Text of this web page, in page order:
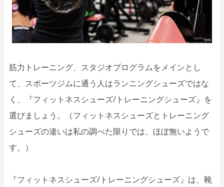
筋力トレーニング、スタジオプログラムをメインとし
て、スポーツジムに通う人はランニングシューズではな
く、『フィットネスシューズ/トレーニングシューズ』を
選びましょう。（フィットネスシューズとトレーニング
シューズの違いは私の調べた限りでは、ほぼ無いようで
す。）
『フィットネスシューズ/トレーニングシューズ』は、靴